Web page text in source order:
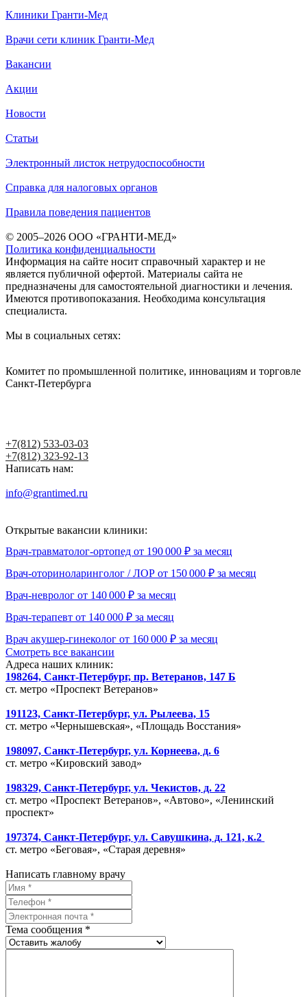
Клиники Гранти-Мед
Врачи сети клиник Гранти-Мед
Вакансии
Акции
Новости
Статьи
Электронный листок нетрудоспособности
Справка для налоговых органов
Правила поведения пациентов
© 2005–2026 ООО «ГРАНТИ-МЕД»
Политика конфиденциальности
Информация на сайте носит справочный характер и не
является публичной офертой. Материалы сайта не
предназначены для самостоятельной диагностики и лечения.
Имеются противопоказания. Необходима консультация
специалиста.
Мы в социальных сетях:
Комитет по промышленной политике, инновациям и торговле
Санкт-Петербурга
+7(812) 533-03-03
+7(812) 323-92-13
Написать нам:
info@grantimed.ru
Открытые вакансии клиники:
Врач-травматолог-ортопед от 190 000 ₽ за месяц
Врач-оториноларинголог / ЛОР от 150 000 ₽ за месяц
Врач-невролог от 140 000 ₽ за месяц
Врач-терапевт от 140 000 ₽ за месяц
Врач акушер-гинеколог от 160 000 ₽ за месяц
Смотреть все вакансии
Адреса наших клиник:
198264, Санкт-Петербург, пр. Ветеранов, 147 Б
ст. метро «Проспект Ветеранов»
191123, Санкт-Петербург, ул. Рылеева, 15
ст. метро «Чернышевская», «Площадь Восстания»
198097, Санкт-Петербург, ул. Корнеева, д. 6
ст. метро «Кировский завод»
198329, Санкт-Петербург, ул. Чекистов, д. 22
ст. метро «Проспект Ветеранов», «Автово», «Ленинский
проспект»
197374, Санкт-Петербург, ул. Савушкина, д. 121, к.2
ст. метро «Беговая», «Старая деревня»
Написать главному врачу
Тема сообщения *